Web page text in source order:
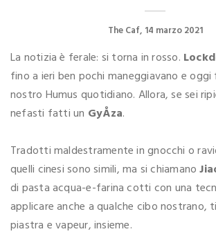
The Caf 14 marzo 2021
La notizia è ferale: si torna in rosso.
fino a ieri ben pochi maneggiavano e
nostro Humus quotidiano. Allora, se sei
nefasti fatti un GyÅza.
Tradotti maldestramente in gnocchi o
quelli cinesi sono simili, ma si chiamano
di pasta acqua-e-farina cotti con una
applicare anche a qualche cibo nostrano,
piastra e vapeur, insieme.